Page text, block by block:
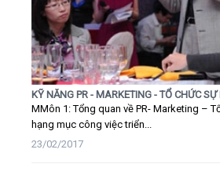
KỸ NĂNG PR - MARKETING - TỔ CHỨC SỰ
MMôn 1: Tổng quan về PR- Marketing –
hạng mục công việc triển...
23/02/2017